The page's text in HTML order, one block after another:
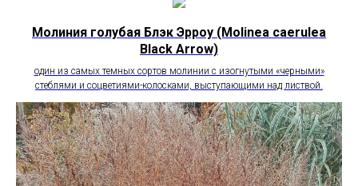
Молиния голубая Блэк Эрроу (Molinea caerulea
Black Arrow)
один из самых темных сортов молинии с изогнутыми «черными»
стеблями и соцветиями-колосками, выступающими над листвой.